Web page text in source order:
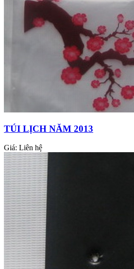
TÚI LỊCH NĂM 2013
Giá: Liên hệ